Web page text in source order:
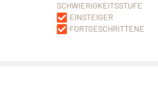
SCHWIERIGKEITSSTUFE
EINSTEIGER
FORTGESCHRITTENE